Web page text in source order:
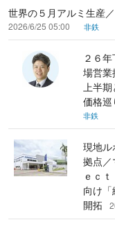
世界の５月アルミ生産
2026/6/25 05:00 非鉄
２６
場営業
上半期
価格巡
非鉄
現地
拠点／
ｅｃ
向け
開拓